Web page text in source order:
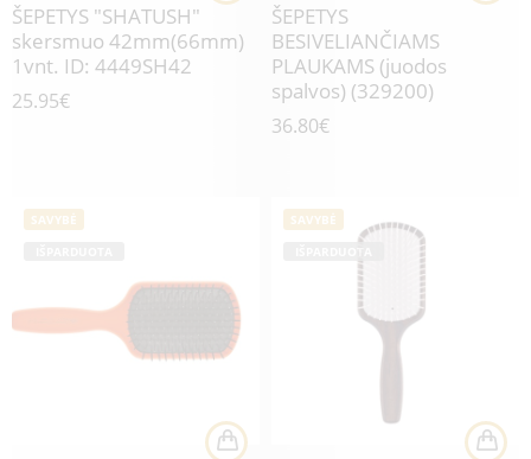
ŠEPETYS "SHATUSH"
skersmuo 42mm(66mm)
1vnt. ID: 4449SH42
25.95€
ŠEPETYS
BESIVELIANČIAMS
PLAUKAMS (juodos
spalvos) (329200)
36.80€
SAVYBĖ
SAVYBĖ